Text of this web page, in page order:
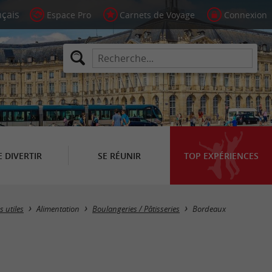
Espace Pro Carnets de Voyage Connexion
DIVERTIR SE RÉUNIR TOP EXPÉRIENCES
Masquer la carte
utiles Alimentation Boulangeries / Pâtisseries Bordeaux